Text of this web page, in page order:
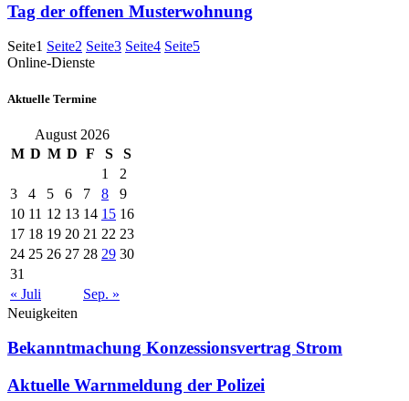
Tag der offenen Musterwohnung
Seite1 Seite2 Seite3 Seite4 Seite5
Online-Dienste
Aktuelle Termine
August 2026
M D M D F S
S
1
2
3
4 5 6 7 8
9
10 11 12 13 14 15 16
17 18 19 20 21 22 23
24 25 26 27 28 29 30
31
« Juli
Sep. »
Neuigkeiten
Bekanntmachung Konzessionsvertrag Strom
Aktuelle Warnmeldung der Polizei